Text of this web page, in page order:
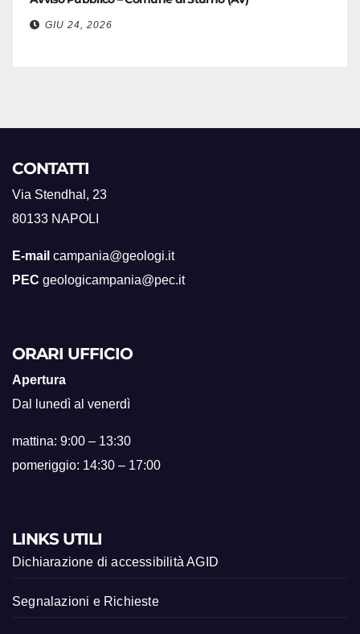
GIU 24, 2026
CONTATTI
Via Stendhal, 23
80133 NAPOLI
E-mail campania@geologi.it
PEC geologicampania@pec.it
ORARI UFFICIO
Apertura
Dal lunedì al venerdì
mattina: 9:00 – 13:30
pomeriggio: 14:30 – 17:00
LINKS UTILI
Dichiarazione di accessibilità AGID
Segnalazioni e Richieste